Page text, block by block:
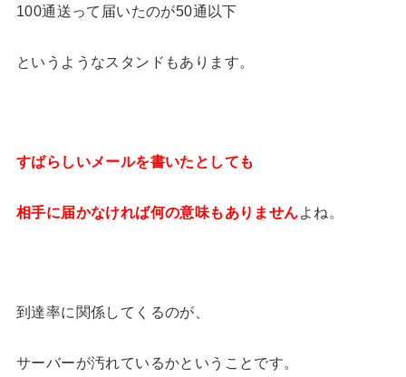
100通送って届いたのが50通以下
というようなスタンドもあります。
すばらしいメールを書いたとしても
相手に届かなければ何の意味もありませんよね。
到達率に関係してくるのが、
サーバーが汚れているかということです。